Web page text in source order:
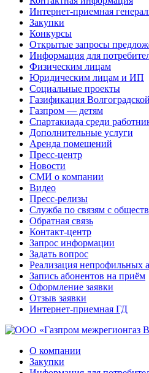
Интернет-приемная
Закупки
Конкурсы
Открытые запросы
Информация для
Физическим лицам
Юридическим лицам и ИП
Социальные проекты
Газификация
Газпром — детям
Спартакиада среди
Дополнительные услуги
Аренда помещений
Пресс-центр
Новости
СМИ о компании
Видео
Пресс-релизы
Служба по связям с
Обратная связь
Контакт-центр
Запрос информации
Задать вопрос
Реализация непрофильных
Запись абонентов на приём
Оформление заявки
Отзыв заявки
Интернет-приемная ГД
О компании
Закупки